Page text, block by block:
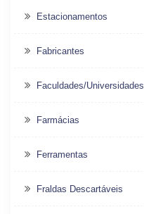
Estacionamentos
Fabricantes
Faculdades/Universidades
Farmácias
Ferramentas
Fraldas Descartáveis